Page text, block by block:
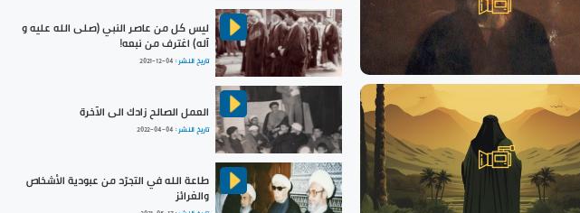
ليس كل من عاصر النبي (صلى الله عليه و
آله) اغترف من نبعه!
تاريخ النشر : 2021-12-04
العمل الصالح زادك الى الآخرة
تاريخ النشر : 2022-04-04
طاعة الله في التجرّد من عبودية الأشخاص
والغرائز